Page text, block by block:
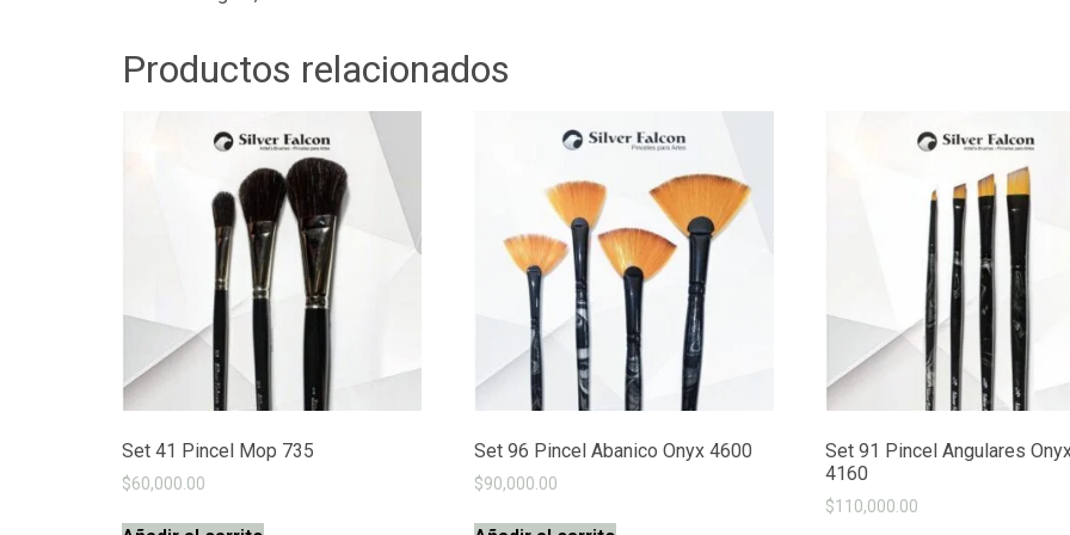
Productos relacionados
Set 41 Pincel Mop 735
$60,000.00
Set 96 Pincel Abanico Onyx 4600
$90,000.00
Set 91 Pincel Angulares
4160
$110,000.00